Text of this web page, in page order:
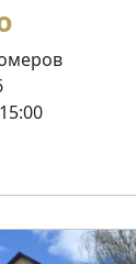
15:00